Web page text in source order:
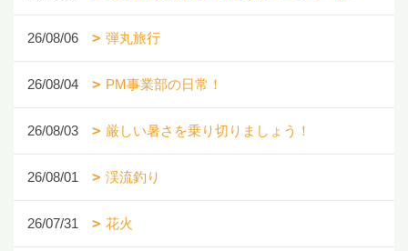
26/08/06 弾丸旅行
26/08/04 PM事業部の日常！
26/08/03 厳しい暑さを乗り切りましょう！
26/08/01 渓流釣り
26/07/31 花火